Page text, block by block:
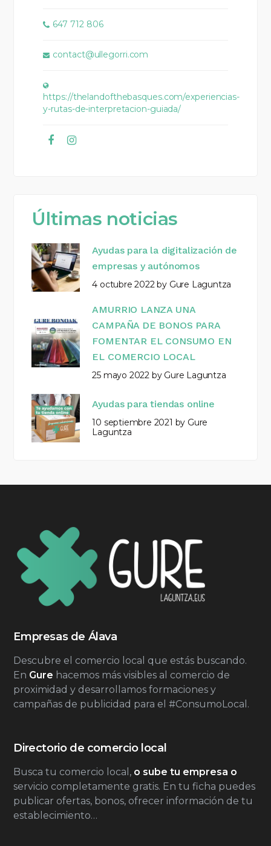
647 712 806
contact@ullegorri.com
https://thelandofthebasques.com/experiencias-
y-rutas-de-interpretacion-guiada/
Últimas noticias
Ayudas para la digitalización de
empresas y autónomos
4 octubre 2022 by Gure Laguntza
AMURRIO LANZA UNA
CAMPAÑA DE BONOS PARA
FOMENTAR EL CONSUMO EN
EL COMERCIO LOCAL
25 mayo 2022 by Gure Laguntza
Ayudas para tiendas online
10 septiembre 2021 by Gure
Laguntza
Empresas de Álava
Descubre el comercio local que estás buscando.
En Gure hacemos más visibles al comercio de
proximidad y desarrollamos formaciones y
campañas de publicidad para el #ConsumoLocal.
Directorio de comercio local
Busca tu comercio local, o sube tu empresa o
servicio completamente gratis. En tu ficha puedes
publicar ofertas, bonos, ofrecer información de tu
establecimiento…